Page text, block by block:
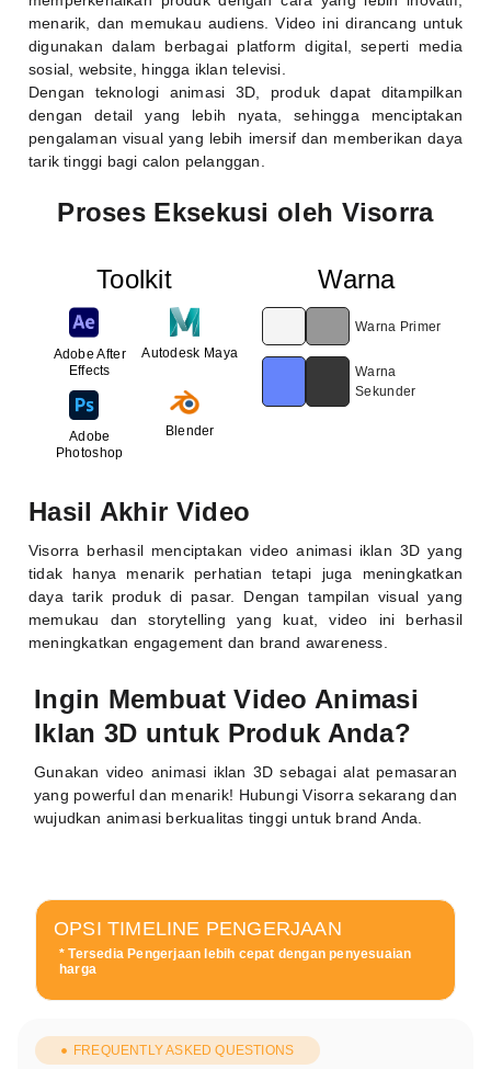
menarik, dan memukau audiens. Video ini dirancang untuk
digunakan dalam berbagai platform digital, seperti media
sosial, website, hingga iklan televisi.
Dengan teknologi animasi 3D, produk dapat ditampilkan
dengan detail yang lebih nyata, sehingga menciptakan
pengalaman visual yang lebih imersif dan memberikan daya
tarik tinggi bagi calon pelanggan.
Proses Eksekusi oleh Visorra
Toolkit
Adobe After
Effects
Autodesk Maya
Adobe
Photoshop
Blender
Warna
Warna Primer
Warna
Sekunder
Hasil Akhir Video
Visorra berhasil menciptakan video animasi iklan 3D yang
tidak hanya menarik perhatian tetapi juga meningkatkan
daya tarik produk di pasar. Dengan tampilan visual yang
memukau dan storytelling yang kuat, video ini berhasil
meningkatkan engagement dan brand awareness.
Ingin Membuat Video Animasi
Iklan 3D untuk Produk Anda?
Gunakan video animasi iklan 3D sebagai alat pemasaran
yang powerful dan menarik! Hubungi Visorra sekarang dan
wujudkan animasi berkualitas tinggi untuk brand Anda.
OPSI TIMELINE PENGERJAAN
* Tersedia Pengerjaan lebih cepat dengan penyesuaian
harga
FREQUENTLY ASKED QUESTIONS